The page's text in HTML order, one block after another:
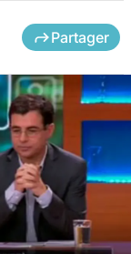
Partager